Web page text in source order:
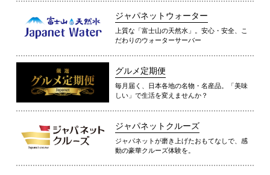
ジャパネットウォーター
上質な「富士山の天然水」。安心・安全、こ
だわりのウォーターサーバー
グルメ定期便
毎月届く、日本各地の名物・名産品。「美味
しい」で生活を変えませんか？
ジャパネットクルーズ
ジャパネットが磨き上げたおもてなしで、感
動の豪華クルーズ体験を。